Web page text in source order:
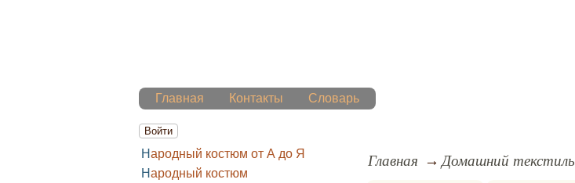
Главная Контакты Словарь
Войти
Народный костюм от А до Я
Народный костюм
Главная Домашний текстиль